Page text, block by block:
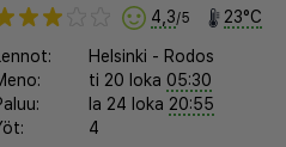
4,3/5 23°C
Lennot: Helsinki - Rodos
ti 20 loka 05:30
la 24 loka 20:55
4